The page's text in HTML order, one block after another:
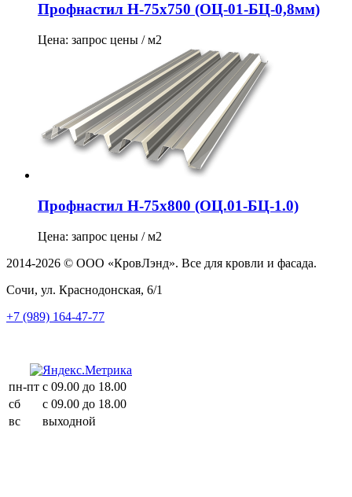
Профнастил Н-75х750 (ОЦ-01-БЦ-0,8мм)
Цена: запрос цены / м2
Профнастил Н-75х800 (ОЦ.01-БЦ-1.0)
Цена: запрос цены / м2
2014-2026 © ООО «КровЛэнд». Все для кровли и фасада.
Сочи, ул. Краснодонская, 6/1
+7 (989) 164-47-77
пн-пт с 09.00 до 18.00
сб
с 09.00 до 18.00
вс
выходной